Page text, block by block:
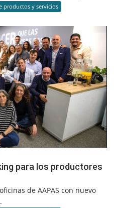
productos y servicios
para los productores
de AAPAS con nuevo